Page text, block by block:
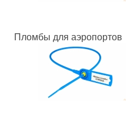
Пломбы для аэропортов